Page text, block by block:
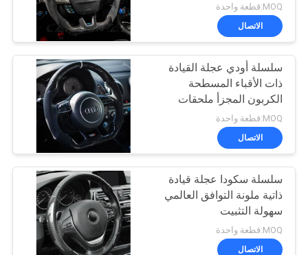
PRIVACY
POLICY
باب خلفي كهربائي
58
باب شفط كهربائي
43
MOQ:قطعة واحدة
الاتصال
سلسلة أودي عجلة القيادة
ذات الأقباء المسطحة
الكربون المجزأ ملحقات
المركبات
MOQ:قطعة واحدة
الاتصال
سلسلة سكودا عجلة قيادة
ذاتية ملونة التوافق العالمي
سهولة التثبيت
MOQ:قطعة واحدة
الاتصال